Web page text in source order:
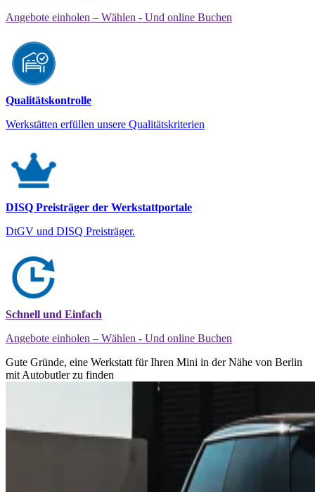
Angebote einholen – Wählen - Und online Buchen
Qualitätskontrolle
Werkstätten erfüllen unsere Qualitätskriterien
DISQ Preisträger der Werkstattportale
DtGV und DISQ Preisträger.
Schnell und Einfach
Angebote einholen – Wählen - Und online Buchen
Gute Gründe, eine Werkstatt für Ihren Mini in der Nähe von Berlin
mit Autobutler zu finden